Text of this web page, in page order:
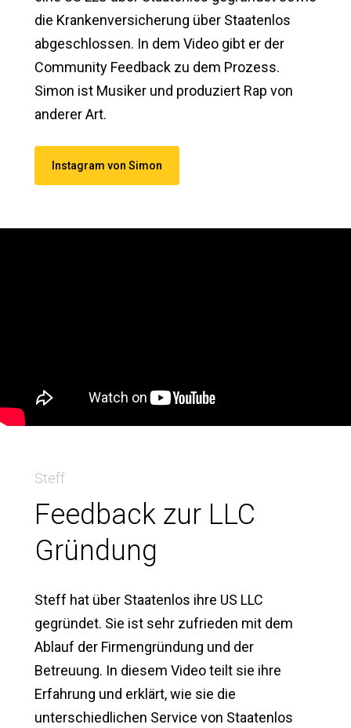
die Krankenversicherung über Staatenlos
abgeschlossen. In dem Video gibt er der
Community Feedback zu dem Prozess.
Simon ist Musiker und produziert Rap von
anderer Art.
Instagram von Simon
Steff
Feedback zur LLC
Gründung
Steff hat über Staatenlos ihre US LLC
gegründet. Sie ist sehr zufrieden mit dem
Ablauf der Firmengründung und der
Betreuung. In diesem Video teilt sie ihre
Erfahrung und erklärt, wie sie die
unterschiedlichen Service von Staatenlos